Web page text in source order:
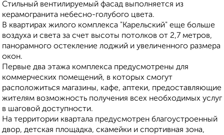
Стильный вентилируемый фасад выполняется из
керамогранита небесно-голубого цвета.
В квартирах жилого комплекса "Карельский" еще больше
воздуха и света за счет высоты потолков от 2,7 метров,
панорамного остекление лоджий и увеличенного размера
окон.
Первые два этажа комплекса предусмотрены для
коммерческих помещений, в которых смогут
расположиться магазины, кафе, аптеки, предоставляющие
жителям возможность получения всех необходимых услуг
в шаговой доступности.
На территории квартала предусмотрен благоустроенный
двор, детская площадка, скамейки и спортивная зона,